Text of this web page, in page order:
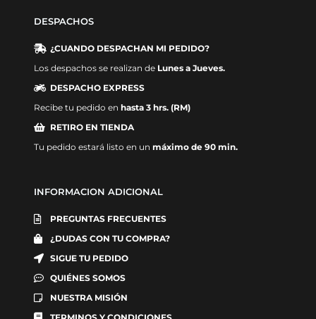
DESPACHOS
¿CUANDO DESPACHAN MI PEDIDO?
Los despachos se realizan de Lunes a Jueves.
DESPACHO EXPRESS
Recibe tu pedido en hasta 3 hrs. (RM)
RETIRO EN TIENDA
Tu pedido estará listo en un máximo de 90 min.
INFORMACION ADICIONAL
PREGUNTAS FRECUENTES
¿DUDAS CON TU COMPRA?
SIGUE TU PEDIDO
QUIÉNES SOMOS
NUESTRA MISIÓN